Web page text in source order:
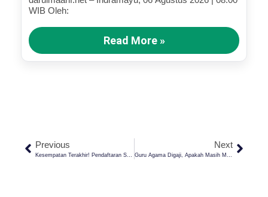
WIB Oleh:
Read More »
Previous Next